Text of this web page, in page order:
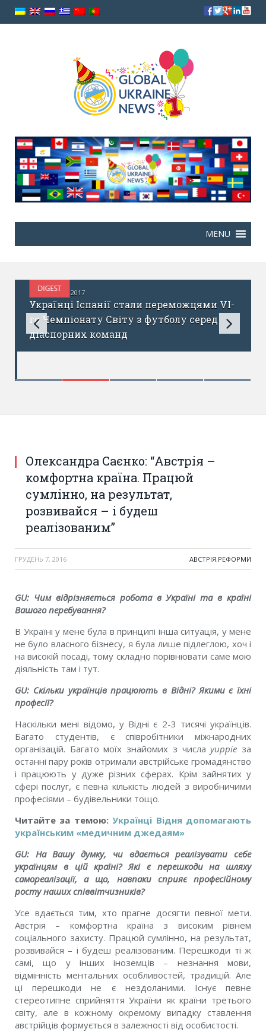
DIGEST
ЧЕРВЕНЬ 29, 2017
Українці Іспанії стали переможцями VI-
го Чемпіонату Світу з футболу серед
діаспорних команд
Олександра Саєнко: “Австрія –
комфортна країна. Працюй
сумлінно, на результат,
розвивайся – і будеш
реалізованим”
ГРУДЕНЬ 7, 2016 АВСТРІЯ,РЕФОРМИ
GU: Чим відрізняється робота в Україні та в країні
Вашого перебування?
В Україні у мене була в принципі інша ситуація, у мене
не було власного бізнесу, я була лише підлеглою, хоч і
на високій посаді, тому складно порівнювати саме мою
діяльність там і тут.
GU: Скільки українців працюють в Відні? Якими є їхні
професії?
Наскільки мені відомо, у Відні є 2-3 тисячі українців.
Багато студентів, є співробітники міжнародних
організацій. Багато моїх знайомих з числаyuppie за
останні пару років отримали австрійське громадянство
і працюють у дуже різних сферах. Крім зайнятих у
сфері послуг, є певна кількість людей з виробничими
професіями – будівельники тощо.
Читайте за темою:Українці Відня допомагають
українським «медичним джедаям»
GU: На Вашу думку, чи вдається реалізувати себе
українцям в цій країні? Які є перешкоди на шляху
самореалізації, а що, навпаки сприяє професійному
росту наших співвітчизників?
Усе вдається тим, хто прагне досягти певної мети.
Австрія – комфортна країна з високим рівнем
соціального захисту. Працюй сумлінно, на результат,
розвивайся – і будеш реалізованим. Перешкоди ті ж
самі, що у інших іноземців – незнання мови,
відмінність ментальних особливостей, традицій. Але
ці перешкоди не є нездоланими. Існує певне
стереотипне сприйняття України як країни третього
світу, але в кожному окремому випадку ставлення
австрійців формується в залежності від особистості.